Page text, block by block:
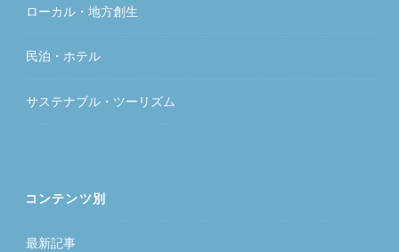
ローカル・地方創生
民泊・ホテル
サステナブル・ツーリズム
コンテンツ別
最新記事